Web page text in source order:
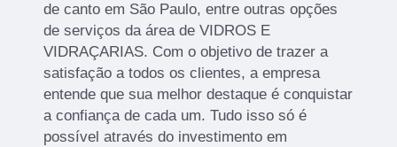
de canto em São Paulo, entre outras opções
de serviços da área de VIDROS E
VIDRAÇARIAS. Com o objetivo de trazer a
satisfação a todos os clientes, a empresa
entende que sua melhor destaque é conquistar
a confiança de cada um. Tudo isso só é
possível através do investimento em